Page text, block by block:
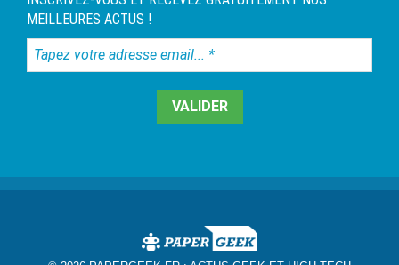
MEILLEURES ACTUS !
Tapez
votre